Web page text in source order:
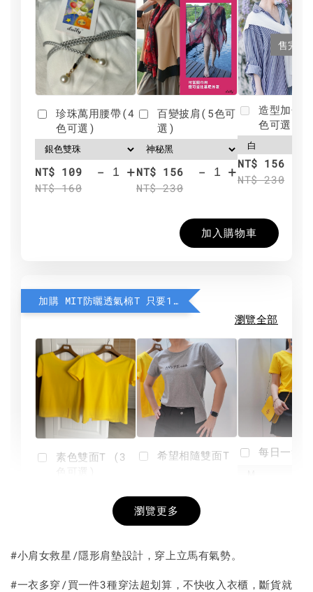
珍珠萬用腰帶(4
色可選)
NT$ 109
NT$ 160
- +
百變披肩(5色可
選)
NT$ 156
NT$ 230
- +
售完
造型加分
色可選)
NT$ 156
NT$ 230
加入購物車
加購 MIT防曬透氣棉T 只要190元
瀏覽全部
素色雙面T (3
+
希望相隨雙面T
NT$ 190
-
每日一笑
瀏覽更多
#小肩女救星/隱形肩墊設計，穿上立馬有氣勢。
#一衣多穿/買一件3種穿法超划算，不快收入衣櫃，斷貨就